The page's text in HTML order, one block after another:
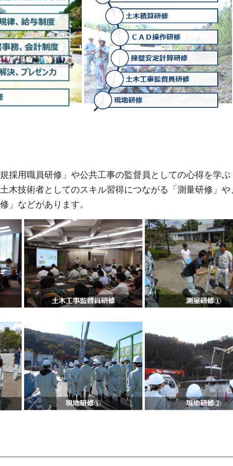
採用職員研修」や公共工事の監督員としての心得を学ぶ
木技術者としてのスキル習得につながる「測量研修」
」などがあります。